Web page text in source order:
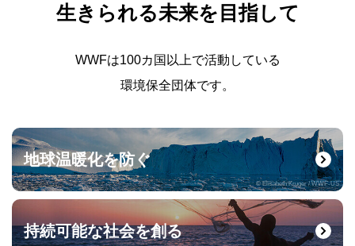
生きられる未来を目指して
WWFは100カ国以上で活動している
環境保全団体です。
地球温暖化を防ぐ
© Elisabeth Kruger / WWF-US
持続可能な社会を創る